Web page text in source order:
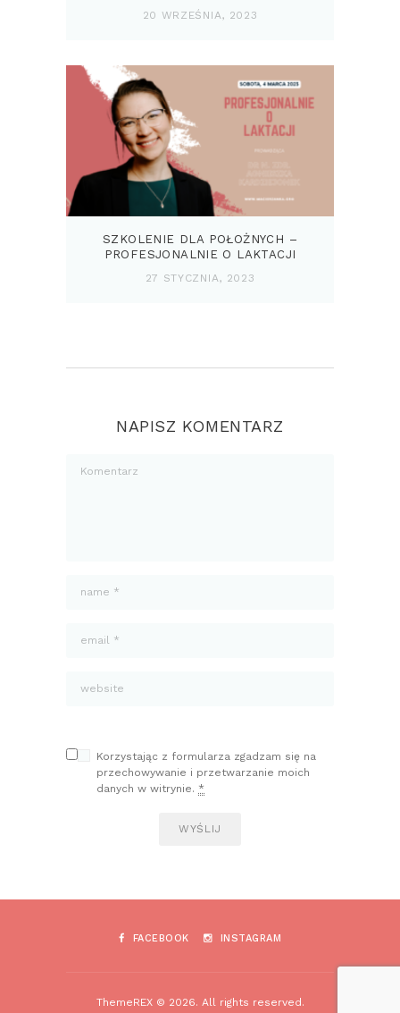
20 WRZEŚNIA, 2023
SZKOLENIE DLA POŁOŻNYCH –
PROFESJONALNIE O LAKTACJI
27 STYCZNIA, 2023
NAPISZ KOMENTARZ
Korzystając z formularza zgadzam się na
przechowywanie i przetwarzanie moich
danych w witrynie. *
FACEBOOK INSTAGRAM
ThemeREX © 2026. All rights reserved.